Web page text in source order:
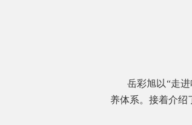
岳彩旭以“走
养体系。接着介绍